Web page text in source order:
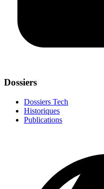
Dossiers
Dossiers Tech
Historiques
Publications